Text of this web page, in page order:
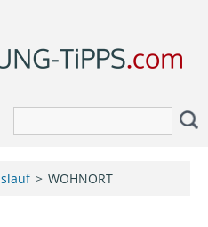
WOHNORT